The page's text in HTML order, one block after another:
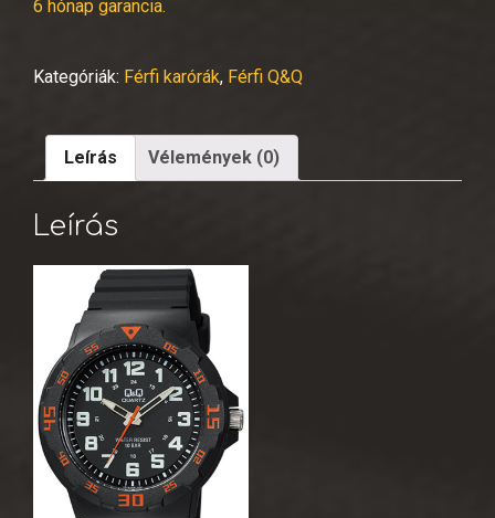
6 hónap garancia.
Kategóriák: Férfi karórák, Férfi Q&Q
Leírás Vélemények (0)
Leírás